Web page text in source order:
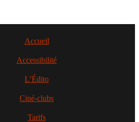
Accueil
Accessibilité
L’Édito
Ciné-clubs
Tarifs